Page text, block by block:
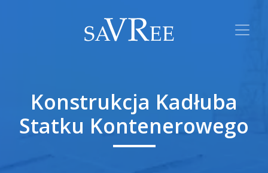
Konstrukcja Kadłuba
Statku Kontenerowego